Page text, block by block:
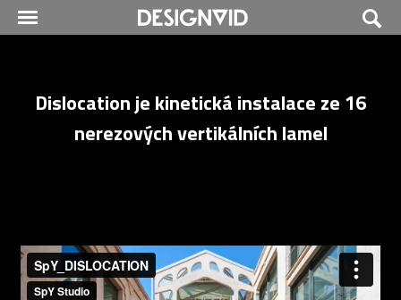
Dislocation je kinetická instalace ze 16
nerezových vertikálních lamel